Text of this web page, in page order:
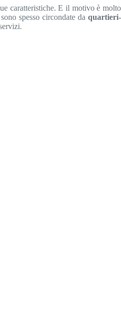
caratteristiche. E il motivo è molto
spesso circondate daquartieri-